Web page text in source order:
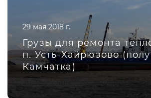
29 мая 2018 г.
Грузы для ремонта
п. Усть-Хайрюзово
Камчатка)